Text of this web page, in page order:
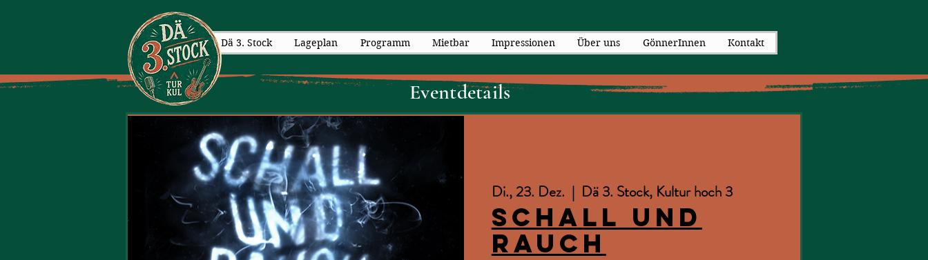
Dä 3. Stock Lageplan Programm Mietbar Impressionen Über uns GönnerInnen Kontakt
Eventdetails
Di., 23. Dez.
  |
Dä 3. Stock, Kultur hoch 3
Schall und
Rauch